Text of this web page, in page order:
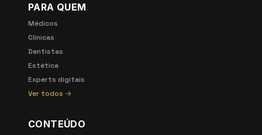
PARA QUEM
Médicos
Clínicas
Dentistas
Estética
Experts digitais
Ver todos →
CONTEÚDO